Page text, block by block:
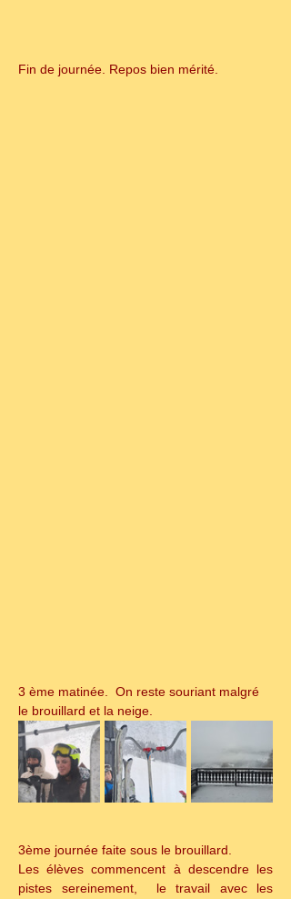
Fin de journée. Repos bien mérité.
3 ème matinée.  On reste souriant malgré
le brouillard et la neige.
3ème journée faite sous le brouillard.
Les élèves commencent à descendre les
pistes sereinement,  le travail avec les